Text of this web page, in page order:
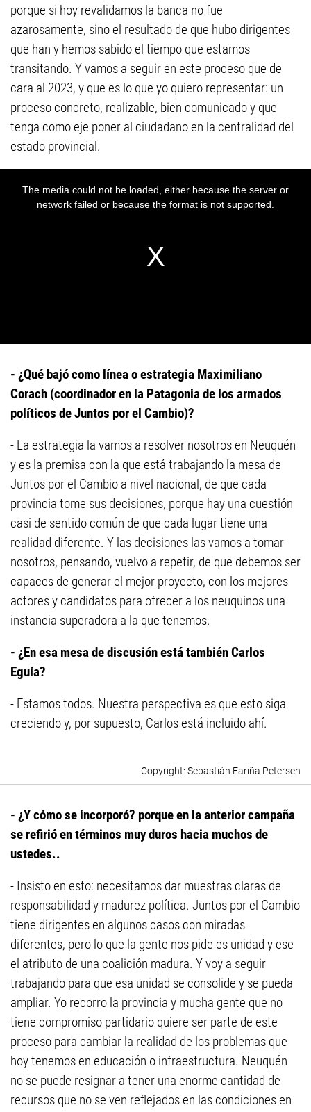
porque si hoy revalidamos la banca no fue
azarosamente, sino el resultado de que hubo dirigentes
que han y hemos sabido el tiempo que estamos
transitando. Y vamos a seguir en este proceso que de
cara al 2023, y que es lo que yo quiero representar: un
proceso concreto, realizable, bien comunicado y que
tenga como eje poner al ciudadano en la centralidad del
estado provincial.
- ¿Qué bajó como línea o estrategia Maximiliano
Corach (coordinador en la Patagonia de los armados
políticos de Juntos por el Cambio)?
- La estrategia la vamos a resolver nosotros en Neuquén
y es la premisa con la que está trabajando la mesa de
Juntos por el Cambio a nivel nacional, de que cada
provincia tome sus decisiones, porque hay una cuestión
casi de sentido común de que cada lugar tiene una
realidad diferente. Y las decisiones las vamos a tomar
nosotros, pensando, vuelvo a repetir, de que debemos ser
capaces de generar el mejor proyecto, con los mejores
actores y candidatos para ofrecer a los neuquinos una
instancia superadora a la que tenemos.
- ¿En esa mesa de discusión está también Carlos
Eguía?
- Estamos todos. Nuestra perspectiva es que esto siga
creciendo y, por supuesto, Carlos está incluido ahí.
Sebastián Fariña Petersen
- ¿Y cómo se incorporó? porque en la anterior campaña
se refirió en términos muy duros hacia muchos de
ustedes..
- Insisto en esto: necesitamos dar muestras claras de
responsabilidad y madurez política. Juntos por el Cambio
tiene dirigentes en algunos casos con miradas
diferentes, pero lo que la gente nos pide es unidad y ese
el atributo de una coalición madura. Y voy a seguir
trabajando para que esa unidad se consolide y se pueda
ampliar. Yo recorro la provincia y mucha gente que no
tiene compromiso partidario quiere ser parte de este
proceso para cambiar la realidad de los problemas que
hoy tenemos en educación o infraestructura. Neuquén
no se puede resignar a tener una enorme cantidad de
recursos que no se ven reflejados en las condiciones en